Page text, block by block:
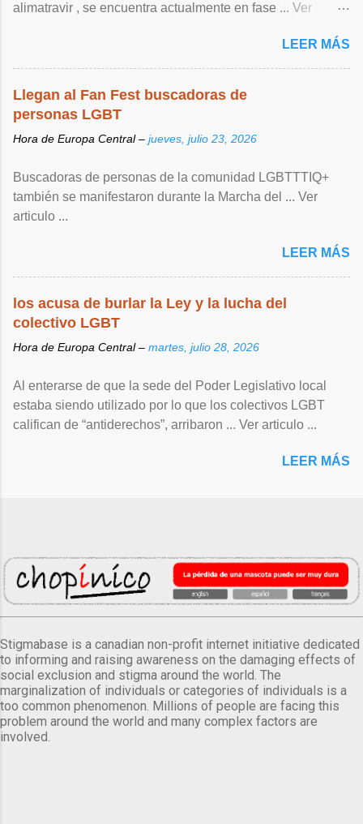
alimatravir , se encuentra actualmente en fase ... Ver
LEER MÁS
Llegan al Fan Fest buscadoras de
personas LGBT
Hora de Europa Central – jueves, julio 23, 2026
Buscadoras de personas de la comunidad LGBTTTIQ+
también se manifestaron durante la Marcha del ... Ver
articulo ...
LEER MÁS
los acusa de burlar la Ley y la lucha del
colectivo LGBT
Hora de Europa Central – martes, julio 28, 2026
Al enterarse de que la sede del Poder Legislativo local
estaba siendo utilizado por lo que los colectivos LGBT
califican de “antiderechos”, arribaron ... Ver articulo ...
LEER MÁS
Stigmabase is a canadian non-profit internet initiative dedicated
to informing and raising awareness on the damaging effects of
social exclusion and stigma around the world. The
marginalization of individuals or categories of individuals is a
too common phenomenon. Millions of people are facing this
problem around the world and many complex factors are
involved.